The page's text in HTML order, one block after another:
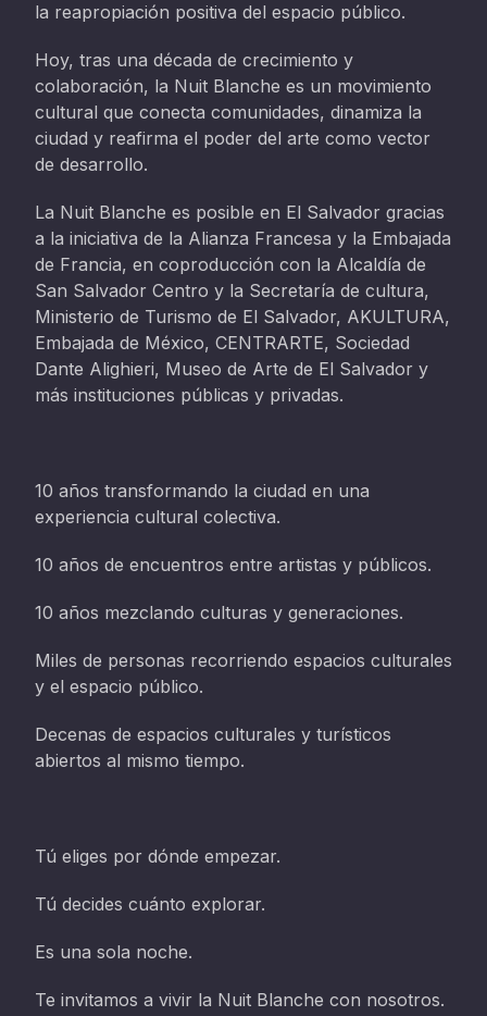
la reapropiación positiva del espacio público.
Hoy, tras una década de crecimiento y
colaboración, la Nuit Blanche es un movimiento
cultural que conecta comunidades, dinamiza la
ciudad y reafirma el poder del arte como vector
de desarrollo.
La Nuit Blanche es posible en El Salvador gracias
a la iniciativa de la Alianza Francesa y la Embajada
de Francia, en coproducción con la Alcaldía de
San Salvador Centro y la Secretaría de cultura,
Ministerio de Turismo de El Salvador, AKULTURA,
Embajada de México, CENTRARTE, Sociedad
Dante Alighieri, Museo de Arte de El Salvador y
más instituciones públicas y privadas.
10 años transformando la ciudad en una
experiencia cultural colectiva.
10 años de encuentros entre artistas y públicos.
10 años mezclando culturas y generaciones.
Miles de personas recorriendo espacios culturales
y el espacio público.
Decenas de espacios culturales y turísticos
abiertos al mismo tiempo.
Tú eliges por dónde empezar.
Tú decides cuánto explorar.
Es una sola noche.
Te invitamos a vivir la Nuit Blanche con nosotros.